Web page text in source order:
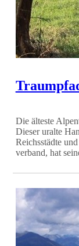
Die älteste
Dieser uralte
Reichsstädte
verband, hat